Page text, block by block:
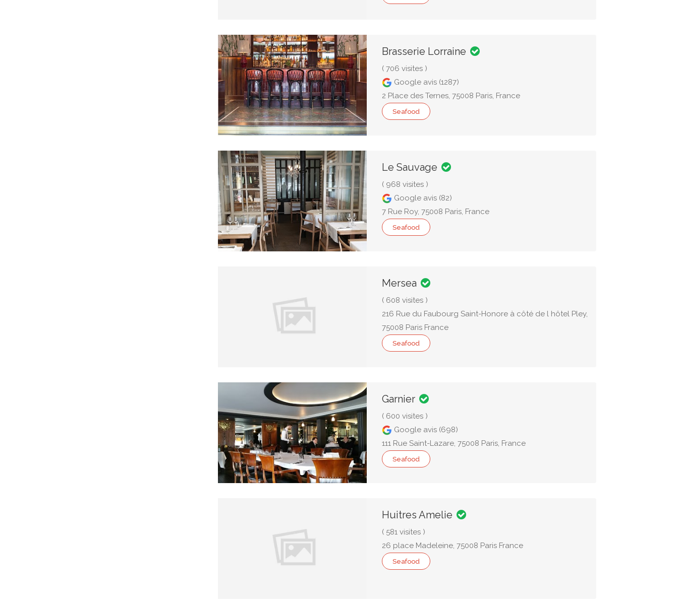
Brasserie Lorraine
( 706 visites )
Google avis (1287)
2 Place des Ternes, 75008 Paris, France
Seafood
Le Sauvage
( 968 visites )
Google avis (82)
7 Rue Roy, 75008 Paris, France
Seafood
Mersea
( 608 visites )
216 Rue du Faubourg Saint-Honore à côté de l hôtel Pley,
75008 Paris France
Seafood
Garnier
( 600 visites )
Google avis (698)
111 Rue Saint-Lazare, 75008 Paris, France
Seafood
Huitres Amelie
( 581 visites )
26 place Madeleine, 75008 Paris France
Seafood